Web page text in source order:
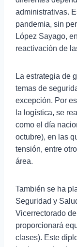
administrativas.
pandemia, sin
López Sayago,
reactivación de
La estrategia de
temas de
excepción. Por
la logística, se
como el día
octubre), en las
tensión, entre
área.
También se ha
Seguridad y
Vicerrectorado
proporcionará
clases). Este